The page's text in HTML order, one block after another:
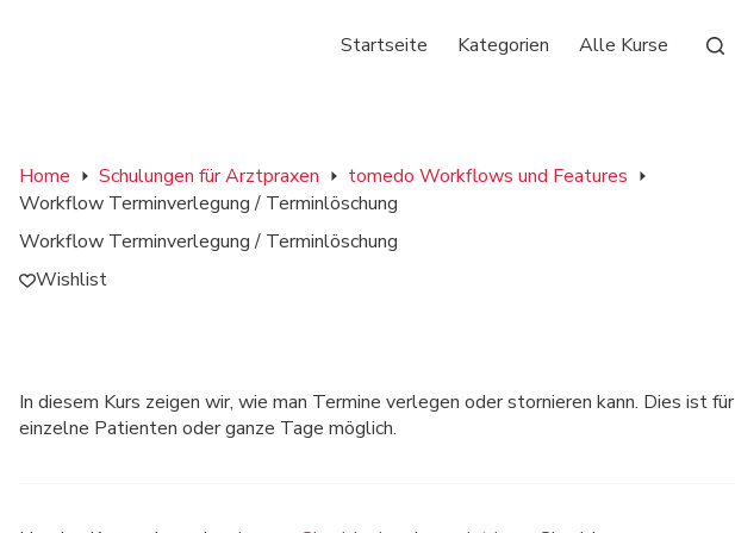
Startseite Kategorien Alle Kurse
Home Schulungen für Arztpraxen
tomedo Workflows und Features
Workflow Terminverlegung / Terminlöschung
Workflow Terminverlegung / Terminlöschung
Wishlist
In diesem Kurs zeigen wir, wie man Termine verlegen oder stornieren kann. Dies ist für
einzelne Patienten oder ganze Tage möglich.